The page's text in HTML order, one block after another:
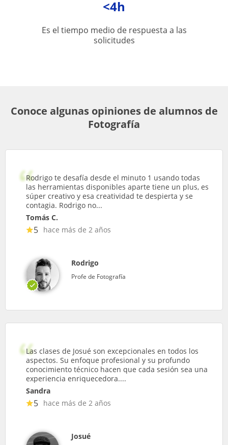
<4h
Es el tiempo medio de respuesta a las
solicitudes
Conoce algunas opiniones de alumnos de
Fotografía
Rodrigo te desafía desde el minuto 1 usando todas
las herramientas disponibles aparte tiene un plus, es
súper creativo y esa creatividad te despierta y se
contagia. Rodrigo no...
Tomás C.
5 hace más de 2 años
Rodrigo
Profe de Fotografía
Las clases de Josué son excepcionales en todos los
aspectos. Su enfoque profesional y su profundo
conocimiento técnico hacen que cada sesión sea una
experiencia enriquecedora....
Sandra
5 hace más de 2 años
Josué